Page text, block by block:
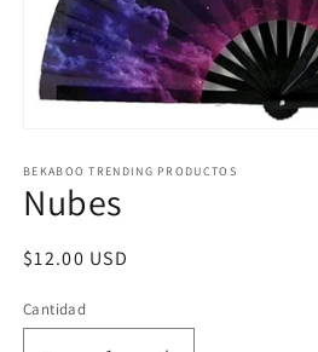
multimedia
1
en
modal
BEKABOO TRENDING PRODUCTOS
Nubes
Precio
$12.00 USD
Cantidad